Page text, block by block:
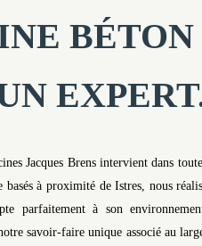
BÉTON
Jacques Brens intervient dans
à proximité de Istres, nous
parfaitement à son
savoir-faire unique associé au